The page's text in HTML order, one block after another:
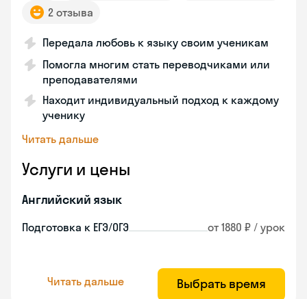
2 отзыва
Передала любовь к языку своим ученикам
Помогла многим стать переводчиками или
преподавателями
Находит индивидуальный подход к каждому
ученику
Читать дальше
Услуги и цены
Английский язык
Подготовка к ЕГЭ/ОГЭ от 1880 ₽ / урок
Читать дальше Выбрать время